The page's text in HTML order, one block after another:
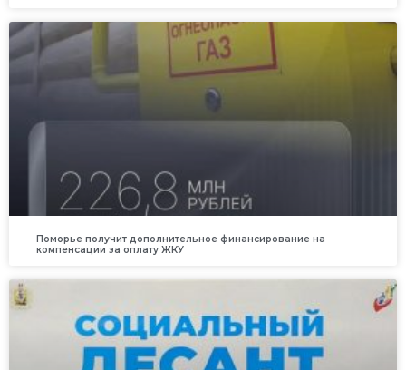
Поморье получит дополнительное финансирование на
компенсации за оплату ЖКУ